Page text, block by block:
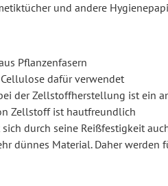
und andere
Pflanzenfasern
dafür verwendet
der Zellstoffherstellung ist ein
Zellstoff ist hautfreundlich
durch seine Reißfestigkeit
dünnes Material. Daher werden